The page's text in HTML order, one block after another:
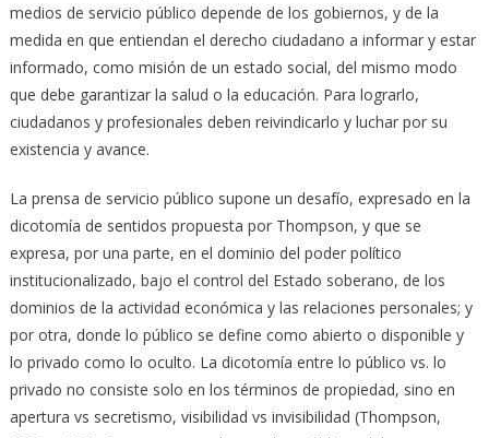
medios de servicio público depende de los gobiernos, y de la
medida en que entiendan el derecho ciudadano a informar y estar
informado, como misión de un estado social, del mismo modo
que debe garantizar la salud o la educación. Para lograrlo,
ciudadanos y profesionales deben reivindicarlo y luchar por su
existencia y avance.
La prensa de servicio público supone un desafío, expresado en la
dicotomía de sentidos propuesta por Thompson, y que se
expresa, por una parte, en el dominio del poder político
institucionalizado, bajo el control del Estado soberano, de los
dominios de la actividad económica y las relaciones personales; y
por otra, donde lo público se define como abierto o disponible y
lo privado como lo oculto. La dicotomía entre lo público vs. lo
privado no consiste solo en los términos de propiedad, sino en
apertura vs secretismo, visibilidad vs invisibilidad (Thompson,